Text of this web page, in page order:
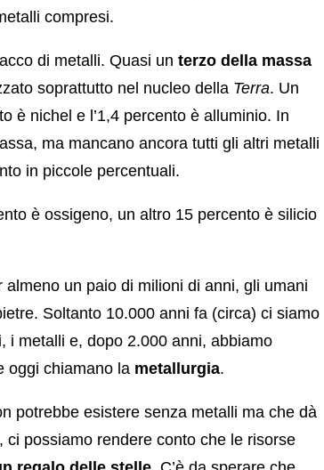
compresi.
di metalli. Quasi un terzo della massa
soprattutto nel nucleo della Terra. Un
è nichel e l’1,4 percento è alluminio. In
ma mancano ancora tutti gli altri metalli
in piccole percentuali.
è ossigeno, un altro 15 percento è silicio
almeno un paio di milioni di anni, gli umani
Soltanto 10.000 anni fa (circa) ci siamo
i metalli e, dopo 2.000 anni, abbiamo
oggi chiamano la metallurgia.
potrebbe esistere senza metalli ma che dà
possiamo rendere conto che le risorse